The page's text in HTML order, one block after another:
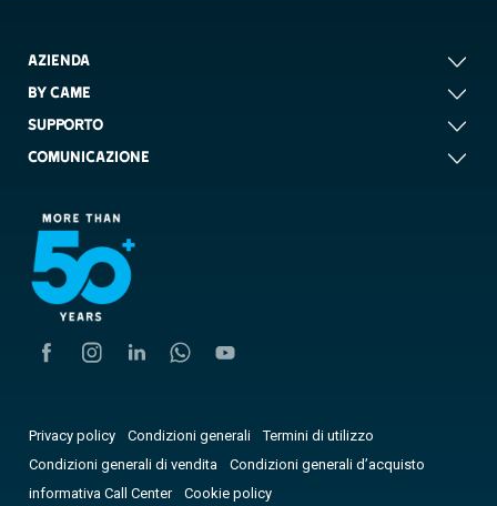
AZIENDA
BY CAME
SUPPORTO
COMUNICAZIONE
Privacy policy Condizioni generali
Termini di utilizzo
Condizioni generali di vendita
Condizioni generali d’acquisto
informativa Call Center
Cookie policy